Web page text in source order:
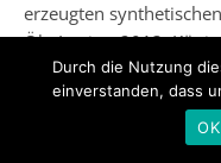
erzeugten
ÖkoInstitut 2013,
Sunfire (https://
von 84 % erreichen
Ökostrom
Durch die Nutzung
einverstanden, dass
OK